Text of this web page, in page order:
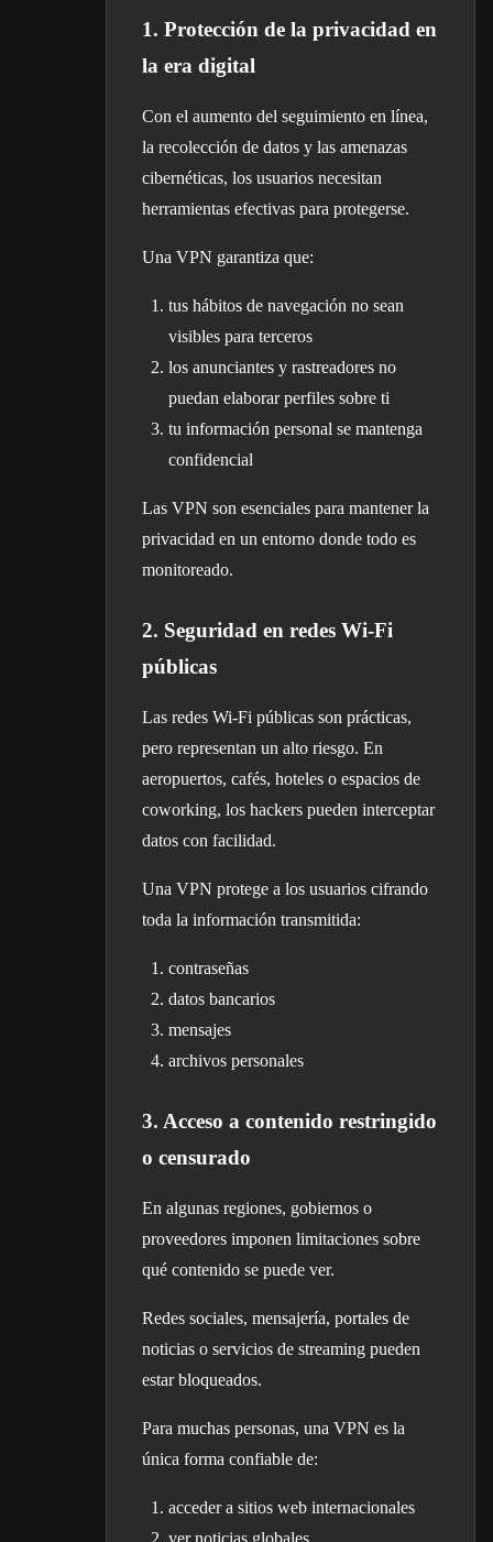
1. Protección de la privacidad en
la era digital
Con el aumento del seguimiento en línea,
la recolección de datos y las amenazas
cibernéticas, los usuarios necesitan
herramientas efectivas para protegerse.
Una VPN garantiza que:
tus hábitos de navegación no sean
visibles para terceros
los anunciantes y rastreadores no
puedan elaborar perfiles sobre ti
tu información personal se mantenga
confidencial
Las VPN son esenciales para mantener la
privacidad en un entorno donde todo es
monitoreado.
2. Seguridad en redes Wi-Fi
públicas
Las redes Wi-Fi públicas son prácticas,
pero representan un alto riesgo. En
aeropuertos, cafés, hoteles o espacios de
coworking, los hackers pueden interceptar
datos con facilidad.
Una VPN protege a los usuarios cifrando
toda la información transmitida:
contraseñas
datos bancarios
mensajes
archivos personales
3. Acceso a contenido restringido
o censurado
En algunas regiones, gobiernos o
proveedores imponen limitaciones sobre
qué contenido se puede ver.
Redes sociales, mensajería, portales de
noticias o servicios de streaming pueden
estar bloqueados.
Para muchas personas, una VPN es la
única forma confiable de:
acceder a sitios web internacionales
ver noticias globales